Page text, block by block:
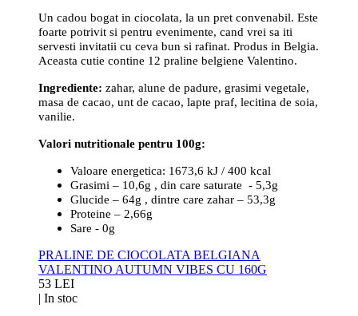
Un cadou bogat in ciocolata, la un pret convenabil. Este
foarte potrivit si pentru evenimente, cand vrei sa iti
servesti invitatii cu ceva bun si rafinat. Produs in Belgia.
Aceasta cutie contine 12 praline belgiene Valentino.
Ingrediente: zahar, alune de padure, grasimi vegetale,
masa de cacao, unt de cacao, lapte praf, lecitina de soia,
vanilie.
Valori nutritionale pentru 100g:
Valoare energetica: 1673,6 kJ / 400 kcal
Grasimi – 10,6g , din care saturate - 5,3g
Glucide – 64g , dintre care zahar – 53,3g
Proteine – 2,66g
Sare - 0g
PRALINE DE CIOCOLATA BELGIANA
VALENTINO AUTUMN VIBES CU 160G
53 LEI
| In stoc